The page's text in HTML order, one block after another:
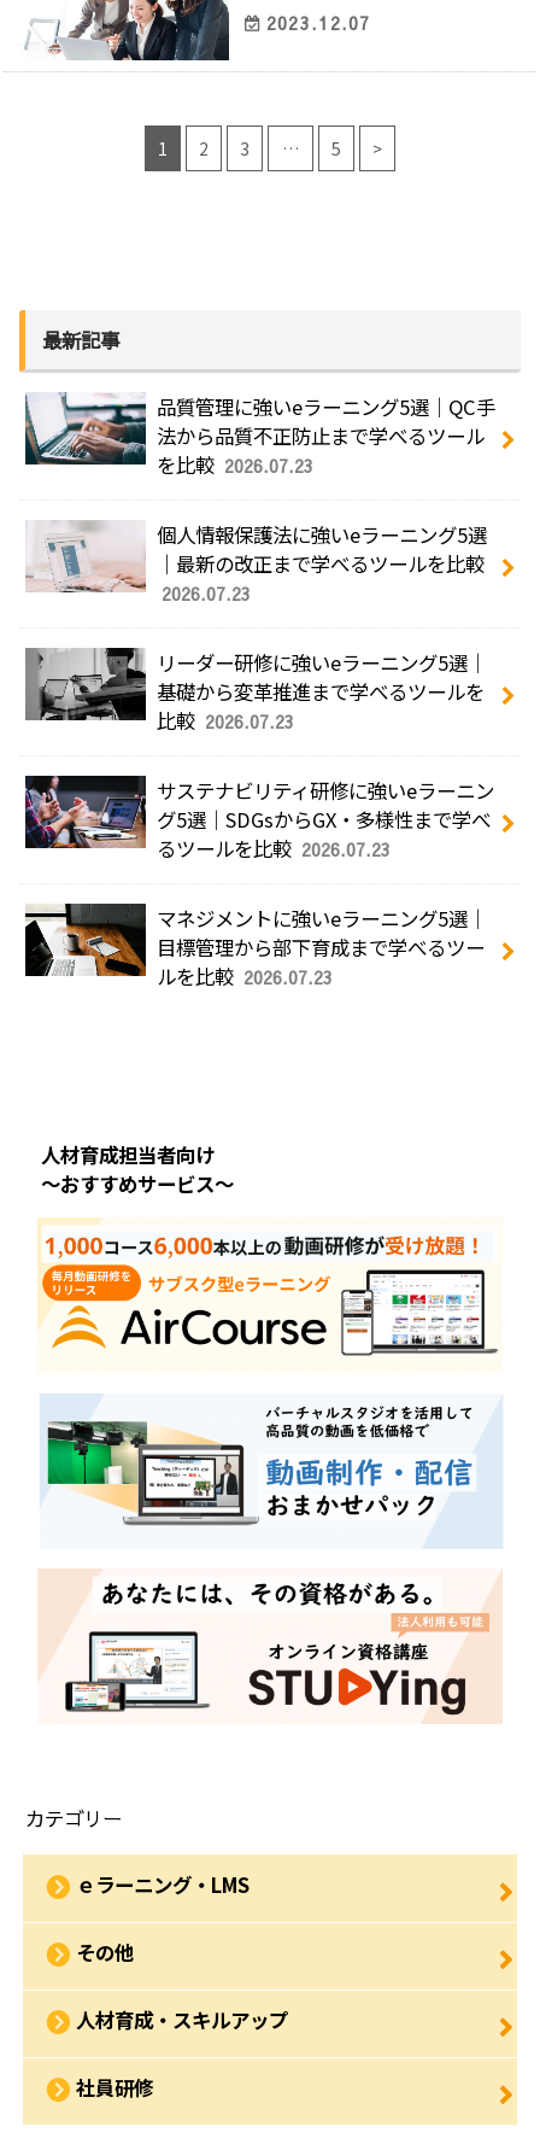
2023.12.07
1 2 3 … 5 >
最新記事
品質管理に強いeラーニング5選｜QC手
法から品質不正防止まで学べるツール
を比較 2026.07.23
個人情報保護法に強いeラーニング5選
｜最新の改正まで学べるツールを比較
2026.07.23
リーダー研修に強いeラーニング5選｜
基礎から変革推進まで学べるツールを
比較 2026.07.23
サステナビリティ研修に強いeラーニン
グ5選｜SDGsからGX・多様性まで学べ
るツールを比較 2026.07.23
マネジメントに強いeラーニング5選｜
目標管理から部下育成まで学べるツー
ルを比較 2026.07.23
人材育成担当者向け
～おすすめサービス～
カテゴリー
ｅラーニング・LMS
その他
人材育成・スキルアップ
社員研修